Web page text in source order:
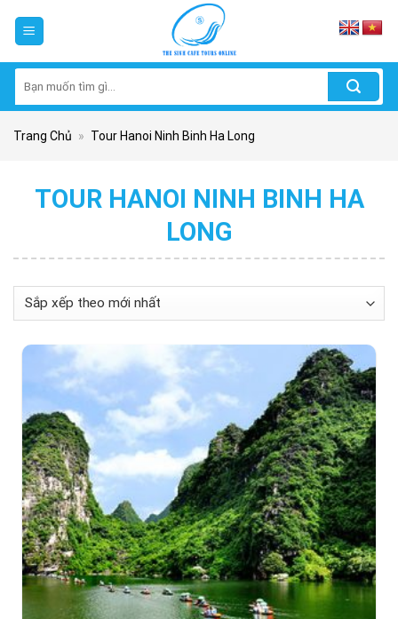
kiếm:
Trang Chủ » Tour Hanoi Ninh Binh Ha Long
TOUR HANOI NINH BINH HA
LONG